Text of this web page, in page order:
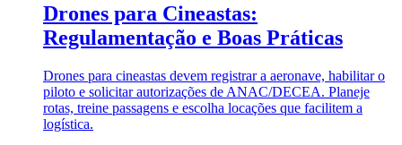
Drones para Cineastas:
Regulamentação e Boas Práticas
Drones para cineastas devem registrar a aeronave, habilitar o
piloto e solicitar autorizações de ANAC/DECEA. Planeje
rotas, treine passagens e escolha locações que facilitem a
logística.